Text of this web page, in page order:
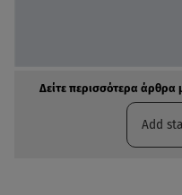
Δείτε περισσότερα άρθρα
Add